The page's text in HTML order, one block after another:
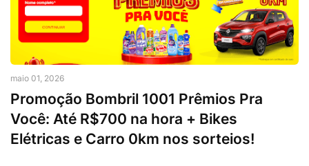
maio 01, 2026
Promoção Bombril 1001 Prêmios Pra
Você: Até R$700 na hora + Bikes
Elétricas e Carro 0km nos sorteios!